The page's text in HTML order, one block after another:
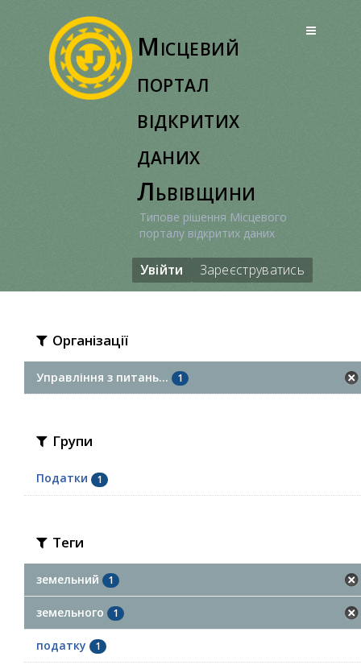
Місцевий
портал
відкритих
даних
Львівщини
Типове рішення Місцевого
порталу відкритих даних
Увійти Зареєструватись
Організації
Управління з питань... 1
Групи
Податки 1
Теги
земельний 1
земельного 1
податку 1